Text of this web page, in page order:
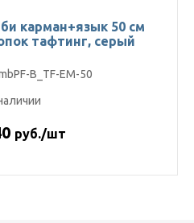
карман+язык 50 см
тафтинг, серый
B_TF-EM-50
руб./шт